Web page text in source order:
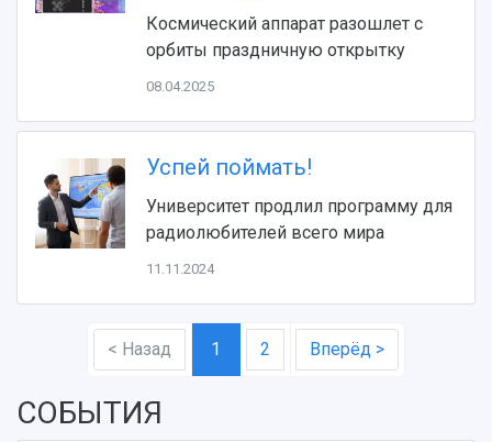
Космический аппарат разошлет с
орбиты праздничную открытку
08.04.2025
Успей поймать!
Университет продлил программу для
радиолюбителей всего мира
11.11.2024
< Назад 1 2 Вперёд >
СОБЫТИЯ